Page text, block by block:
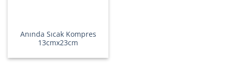
Anında Sıcak Kompres
13cmx23cm